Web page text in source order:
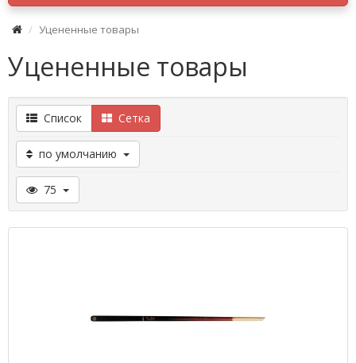
Уцененные товары
Уцененные товары
Список Сетка
по умолчанию
75